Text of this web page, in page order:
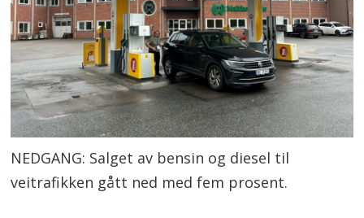
NEDGANG: Salget av bensin og diesel til
veitrafikken gått ned med fem prosent.